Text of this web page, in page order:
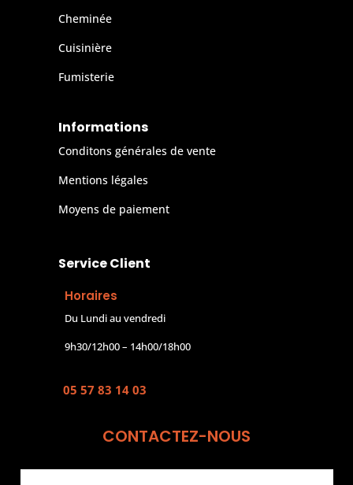
Cheminée
Cuisinière
Fumisterie
Informations
Conditons générales de vente
Mentions légales
Moyens de paiement
Service Client
Horaires
Du Lundi au vendredi
9h30/12h00 – 14h00/18h00
05 57 83 14 03
CONTACTEZ-NOUS